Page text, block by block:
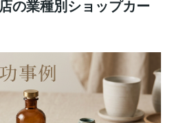
の業種別ショップカー